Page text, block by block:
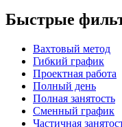
Быстрые
Вахтовый метод
Гибкий график
Проектная работа
Полный день
Полная занятость
Сменный график
Частичная